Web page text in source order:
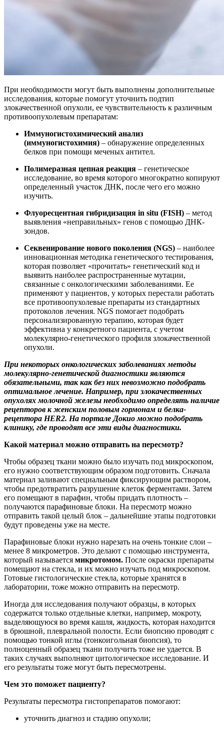
При необходимости могут быть выполнены дополнительные
исследования, которые помогут уточнить подтип
злокачественной опухоли, ее чувствительность к различным
противоопухолевым препаратам:
Иммуногистохимический анализ
(иммуногистохимия) – обнаружение определенных
белков при помощи меченых антител.
Полимеразная цепная реакция – генетическое
исследование, во время которого многократно копируют
определенный участок ДНК, после чего его можно
изучить.
Флуоресцентная гибридизация in situ (FISH) – метод
выявления «неправильных» генов с помощью ДНК-
зондов.
Секвенирование нового поколения (NGS) – наиболее
инновационная методика генетического тестирования,
которая позволяет «прочитать» генетический код и
выявить наиболее распространенные мутации,
связанные с онкологическими заболеваниями. Ее
применяют у пациентов, у которых перестали работать
все противоопухолевые препараты из стандартных
протоколов лечения. NGS помогает подобрать
персонализированную терапию, которая будет
эффективна у конкретного пациента, с учетом
молекулярно-генетического профиля злокачественной
опухоли.
При некоторых онкологических заболеваниях методы
молекулярно-генетической диагностики являются
обязательными, так как без них невозможно подобрать
оптимальное лечение. Например, при злокачественных
опухолях молочной железы необходимо определять наличие
рецепторов к женским половым гормонам и белка-
рецептора HER2. На портале Докио можно подобрать
клинику, где проводят все эти виды диагностики.
Какой материал можно отправить на пересмотр?
Чтобы образец ткани можно было изучать под микроскопом,
его нужно соответствующим образом подготовить. Сначала
материал заливают специальным фиксирующим раствором,
чтобы предотвратить разрушение клеток ферментами. Затем
его помещают в парафин, чтобы придать плотность –
получаются парафиновые блоки. На пересмотр можно
отправить такой целый блок – дальнейшие этапы подготовки
будут проведены уже на месте.
Парафиновые блоки нужно нарезать на очень тонкие слои –
менее 8 микрометров. Это делают с помощью инструмента,
который называется микротомом. После окраски препараты
помещают на стекла, и их можно изучать под микроскопом.
Готовые гистологические стекла, которые хранятся в
лаборатории, тоже можно отправить на пересмотр.
Иногда для исследования получают образцы, в которых
содержатся только отдельные клетки, например, мокроту,
выделяющуюся во время кашля, жидкость, которая находится
в брюшной, плевральной полости. Если биопсию проводят с
помощью тонкой иглы (тонкоигольная биопсия), то
полноценный образец ткани получить тоже не удается. В
таких случаях выполняют цитологическое исследование. И
его результаты тоже могут быть пересмотрены.
Чем это поможет пациенту?
Результаты пересмотра гистопрепаратов помогают:
уточнить диагноз и стадию опухоли;